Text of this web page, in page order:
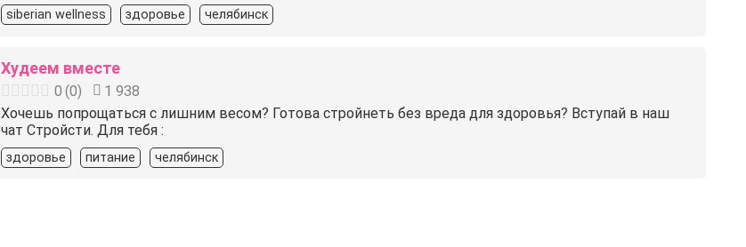
siberian wellness здоровье челябинск
Худеем вместе
0 (0)
1 938
Хочешь попрощаться с лишним весом? Готова стройнеть без вреда для здоровья? Вступай в наш
чат Стройсти. Для тебя :
здоровье питание челябинск